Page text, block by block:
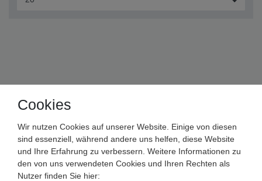
Maschinen und Werkzeuge Benad GmbH & Co. KG
Im Funkwerk 9
99625
Deutschland
Cookies
Wir nutzen Cookies auf unserer Website. Einige von diesen
sind essenziell, während andere uns helfen, diese Website
und Ihre Erfahrung zu verbessern. Weitere Informationen zu
den von uns verwendeten Cookies und Ihren Rechten als
Nutzer finden Sie hier: